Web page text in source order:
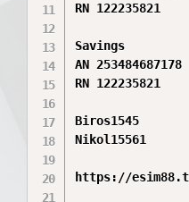
RN 122235821
Savings
AN 253484687178
RN 122235821
Biros1545
Nikol15561
https://